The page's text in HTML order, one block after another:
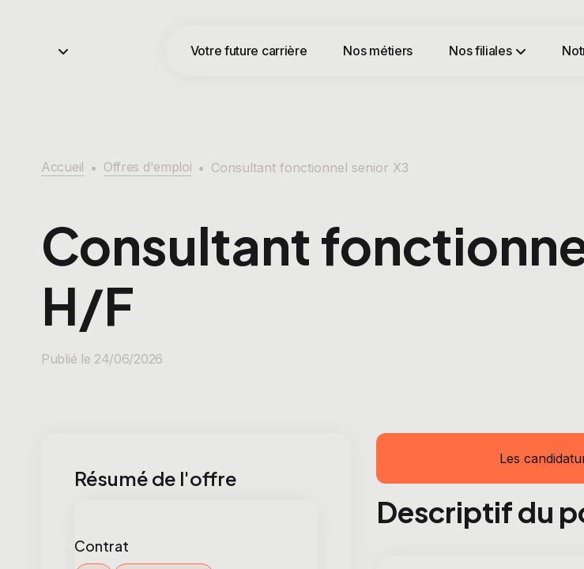
Votre future carrière Nos métiers Nos filiales
Accueil • Offres d'emploi • Consultant fonctionnel senior X3
Consultant
H/F
Publié le 24/06/2026
Résumé de l'offre
Contrat
Les
Descriptif du